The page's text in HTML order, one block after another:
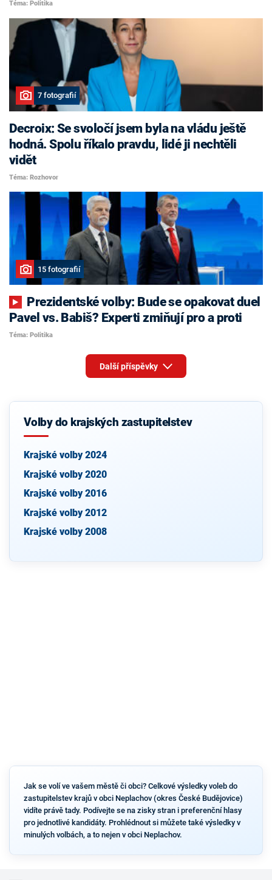
Téma: Politika
7 fotografií
Decroix: Se svoločí jsem byla na vládu ještě
hodná. Spolu říkalo pravdu, lidé ji nechtěli
vidět
Téma: Rozhovor
15 fotografií
Pavel vs. Babiš? Experti zmiňují pro a proti
Téma: Politika
Další příspěvky
Volby do krajských zastupitelstev
Krajské volby 2024
Krajské volby 2020
Krajské volby 2016
Krajské volby 2012
Krajské volby 2008
Jak se volí ve vašem městě či obci? Celkové výsledky voleb do
zastupitelstev krajů v obci Neplachov (okres České Budějovice)
vidíte právě tady. Podívejte se na zisky stran i preferenční hlasy
pro jednotlivé kandidáty. Prohlédnout si můžete také výsledky v
minulých volbách, a to nejen v obci Neplachov.